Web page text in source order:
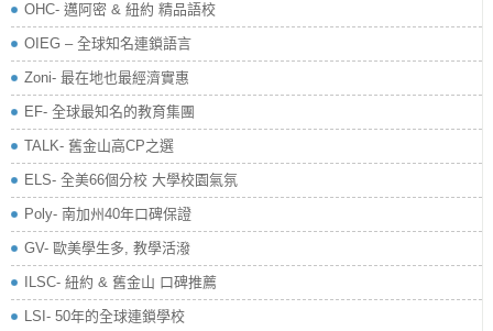
OHC- 邁阿密 & 紐約 精品語校
OIEG – 全球知名連鎖語言
Zoni- 最在地也最經濟實惠
EF- 全球最知名的教育集團
TALK- 舊金山高CP之選
ELS- 全美66個分校 大學校園氣氛
Poly- 南加州40年口碑保證
GV- 歐美學生多, 教學活潑
ILSC- 紐約 & 舊金山 口碑推薦
LSI- 50年的全球連鎖學校